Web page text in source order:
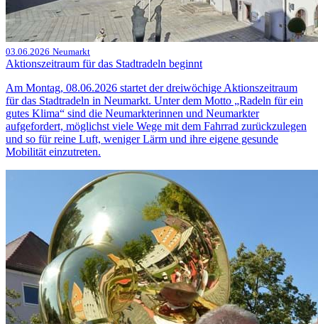
03.06.2026 Neumarkt
Aktionszeitraum für das Stadtradeln beginnt
Am Montag, 08.06.2026 startet der dreiwöchige Aktionszeitraum
für das Stadtradeln in Neumarkt. Unter dem Motto „Radeln für ein
gutes Klima“ sind die Neumarkterinnen und Neumarkter
aufgefordert, möglichst viele Wege mit dem Fahrrad zurückzulegen
und so für reine Luft, weniger Lärm und ihre eigene gesunde
Mobilität einzutreten.